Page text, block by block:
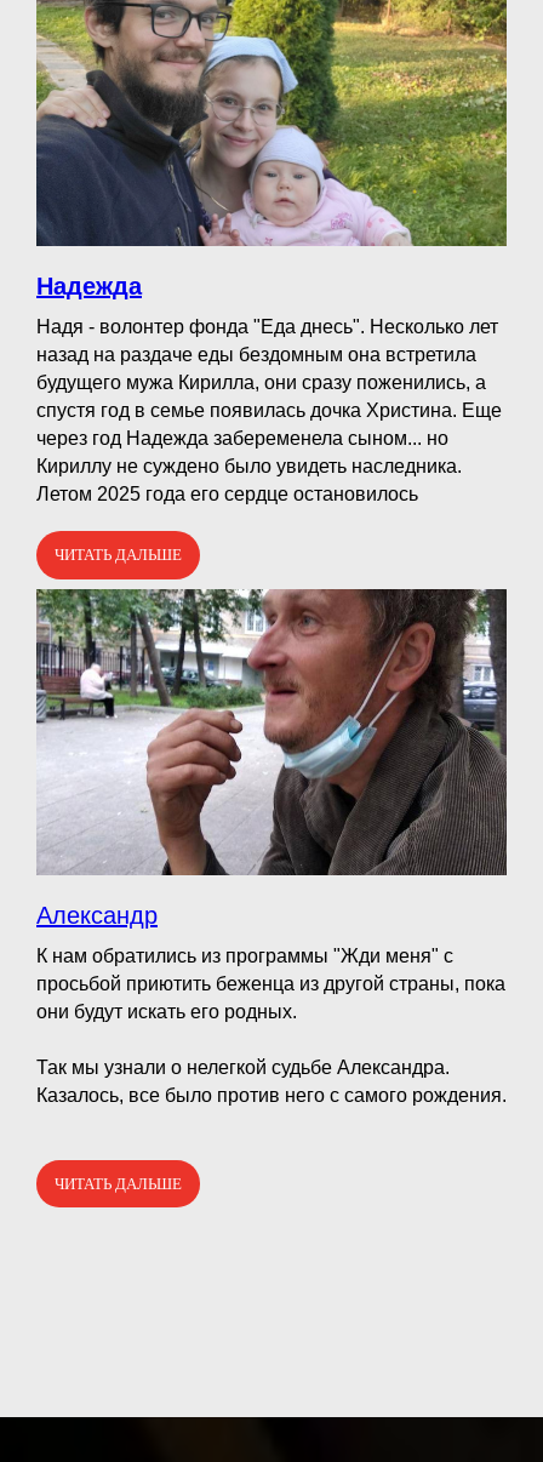
Надежда
Надя - волонтер фонда "Еда днесь". Несколько лет
назад на раздаче еды бездомным она встретила
будущего мужа Кирилла, они сразу поженились, а
спустя год в семье появилась дочка Христина. Еще
через год Надежда забеременела сыном... но
Кириллу не суждено было увидеть наследника.
Летом 2025 года его сердце остановилось
ЧИТАТЬ ДАЛЬШЕ
Александр
К нам обратились из программы "Жди меня" с
просьбой приютить беженца из другой страны, пока
они будут искать его родных.
Так мы узнали о нелегкой судьбе Александра.
Казалось, все было против него с самого рождения.
ЧИТАТЬ ДАЛЬШЕ